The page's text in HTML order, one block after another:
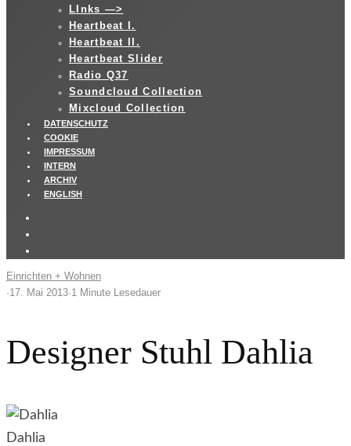
LInks —>
Heartbeat I.
Heartbeat II.
Heartbeat Slider
Radio Q37
Soundcloud Collection
Mixcloud Collection
DATENSCHUTZ
COOKIE
IMPRESSUM
INTERN
ARCHIV
ENGLISH
Einrichten + Wohnen
·17. Mai 2013·1 Minute Lesedauer
Designer Stuhl Dahlia
Dahlia